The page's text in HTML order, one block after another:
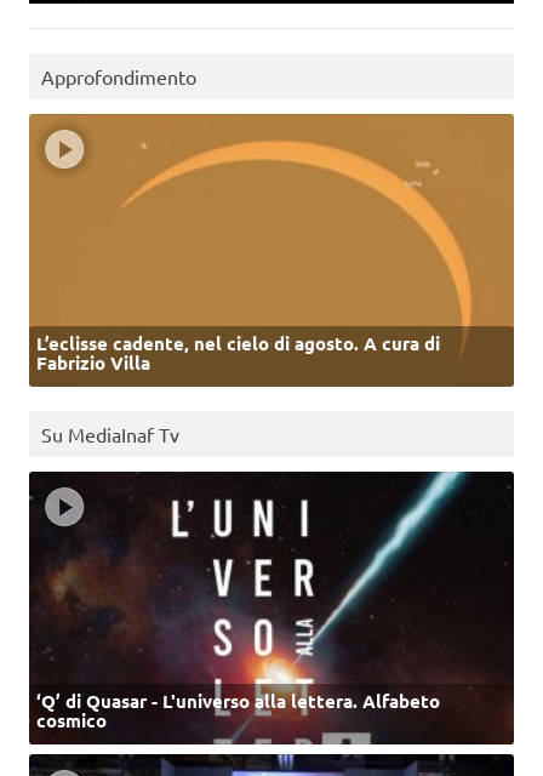
Approfondimento
L’eclisse cadente, nel cielo di agosto. A cura di
Fabrizio Villa
Su MediaInaf Tv
‘Q’ di Quasar - L'universo alla lettera. Alfabeto
cosmico